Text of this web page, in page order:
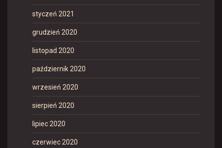
styczeń 2021
grudzień 2020
listopad 2020
październik 2020
wrzesień 2020
sierpień 2020
lipiec 2020
czerwiec 2020